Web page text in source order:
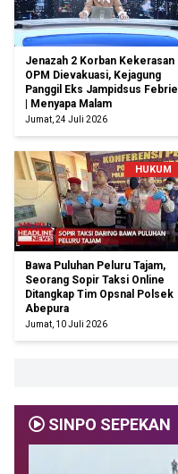
Jenazah 2 Korban Kekerasan
OPM Dievakuasi, Kejagung
Panggil Eks Jampidsus Febrie
| Menyapa Malam
Jumat, 24 Juli 2026
HUKUM
Bawa Puluhan Peluru Tajam,
Seorang Sopir Taksi Online
Ditangkap Tim Opsnal Polsek
Abepura
Jumat, 10 Juli 2026
SINPO SEPEKAN